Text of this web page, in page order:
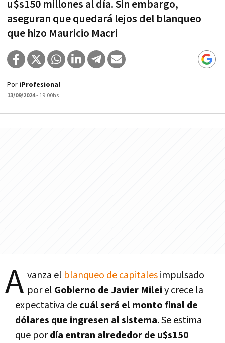
u$s150 millones al día. Sin embargo,
aseguran que quedará lejos del blanqueo
que hizo Mauricio Macri
Por iProfesional
13/09/2024- 19:00hs
A vanza el blanqueo de capitalesimpulsado
por el Gobierno de Javier Mileiy crece la
expectativa decuál será el monto final de
dólares que ingresen al sistema. Se estima
que pordía entran alrededor de u$s150